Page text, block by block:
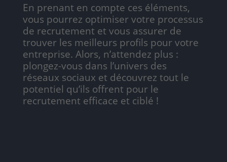
En prenant en compte ces éléments,
vous pourrez optimiser votre processus
de recrutement et vous assurer de
trouver les meilleurs profils pour votre
entreprise. Alors, n’attendez plus :
plongez-vous dans l’univers des
réseaux sociaux et découvrez tout le
potentiel qu’ils offrent pour le
recrutement efficace et ciblé !